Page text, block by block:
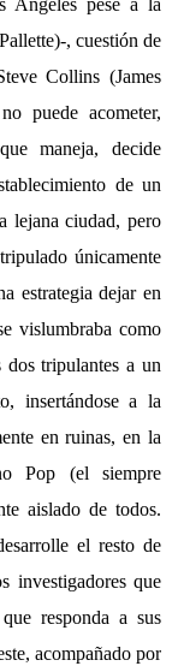
, cuestión de
Collins (James
puede acometer,
maneja, decide
de un
lejana ciudad, pero
únicamente
estrategia dejar en
vislumbraba como
tripulantes a un
insertándose a la
en ruinas, en la
Pop (el siempre
aislado de todos.
el resto de
investigadores que
responda a sus
acompañado por